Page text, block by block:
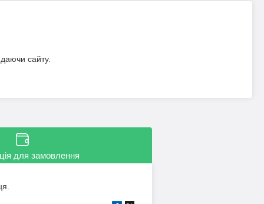
сайту.
для замовлення